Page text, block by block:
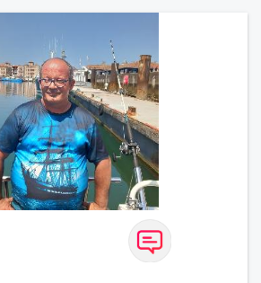
Je suis bourré de qualités
Je suis altruiste,
attentionné, honnête,
de caractère et compréhensif : je
de choses. Mais ne vous
si une personne que
fois, il n’y aura pas de seconde
à « vitam eternam ».
un tout petit peu maniaque ainsi
de faire des efforts. Rien de
Du moins je le pense……Je suis un
À vous si vous le souhaitez,
connaître davantage. J’en serai
je l’espère.